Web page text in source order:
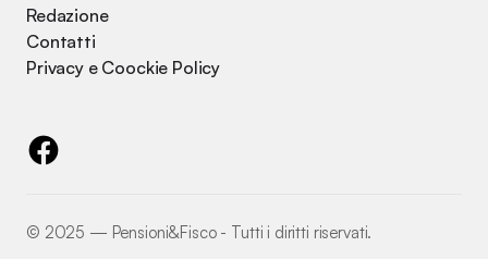
Redazione
Contatti
Privacy e Coockie Policy
©️ 2025 — Pensioni&Fisco - Tutti i diritti riservati.